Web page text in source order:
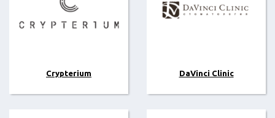
Crypterium DaVinci Clinic